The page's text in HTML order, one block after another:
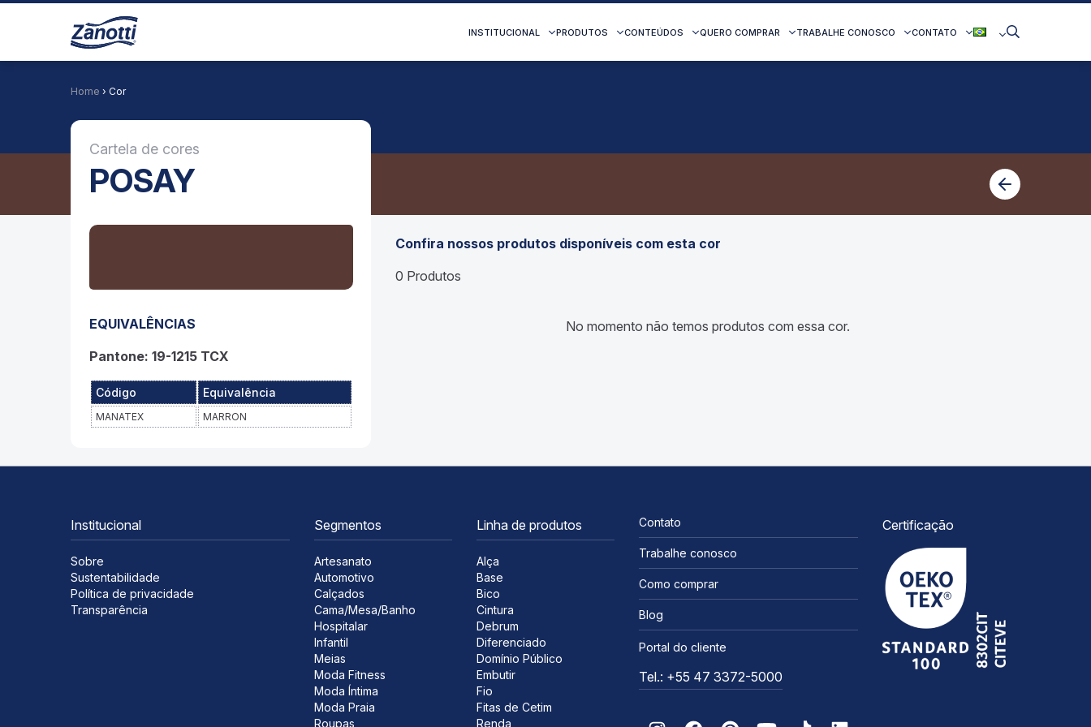
INSTITUCIONAL PRODUTOS CONTEÚDOS QUERO COMPRAR TRABALHE CONOSCO CONTATO
Home › Cor
Cartela de cores
POSAY
EQUIVALÊNCIAS
Pantone: 19-1215 TCX
Código Equivalência
MANATEX MARRON
Confira nossos produtos disponíveis com esta cor
0 Produtos
No momento não temos produtos com essa cor.
Institucional
Sobre
Sustentabilidade
Política de privacidade
Transparência
Segmentos
Artesanato
Automotivo
Calçados
Cama/Mesa/Banho
Hospitalar
Infantil
Meias
Moda Fitness
Moda Íntima
Moda Praia
Roupas
Linha de produtos
Alça
Base
Bico
Cintura
Debrum
Diferenciado
Domínio Público
Embutir
Fio
Fitas de Cetim
Renda
Contato
Trabalhe conosco
Como comprar
Blog
Portal do cliente
Tel.: +55 47 3372-5000
Certificação